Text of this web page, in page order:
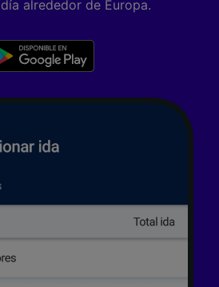
alrededor de Europa.
nuestros asociados
para proporcionar:
geográfica
activamente las
la información en un
a ella. Publicidad y
medición de
investigación de